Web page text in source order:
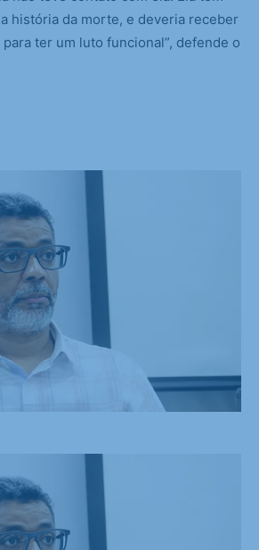
história da morte, e deveria receber
ter um luto funcional”, defende o